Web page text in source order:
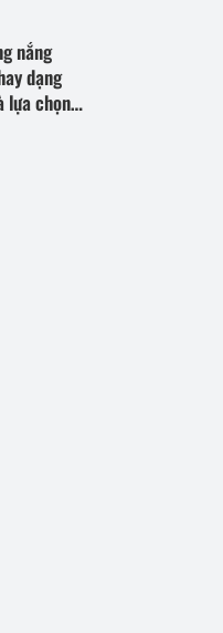
nắng
dạng
lựa chọn